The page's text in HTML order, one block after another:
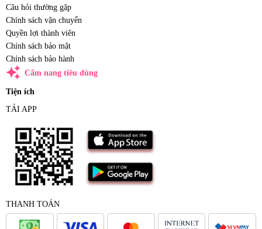
Câu hỏi thường gặp
Chính sách vận chuyển
Quyền lợi thành viên
Chính sách bảo mật
Chính sách bảo hành
auto_awesome Cẩm nang tiêu dùng
Tiện ích
TẢI APP
THANH TOÁN